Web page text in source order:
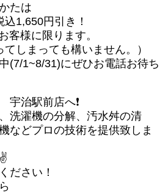
たは
1,650円引き！
様に限ります。
てしまっても構いません。）
(7/1~8/31)にぜひお電話お待ち
治駅前店へ❗️
洗濯機の分解、汚水舛の清
などプロの技術を提供致しま
ださい！